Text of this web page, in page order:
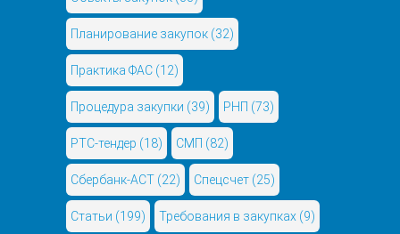
Планирование закупок (32)
Практика ФАС (12)
Процедура закупки (39) РНП (73)
РТС-тендер (18) СМП (82)
Сбербанк-АСТ (22) Спецсчет (25)
Статьи (199) Требования в закупках (9)